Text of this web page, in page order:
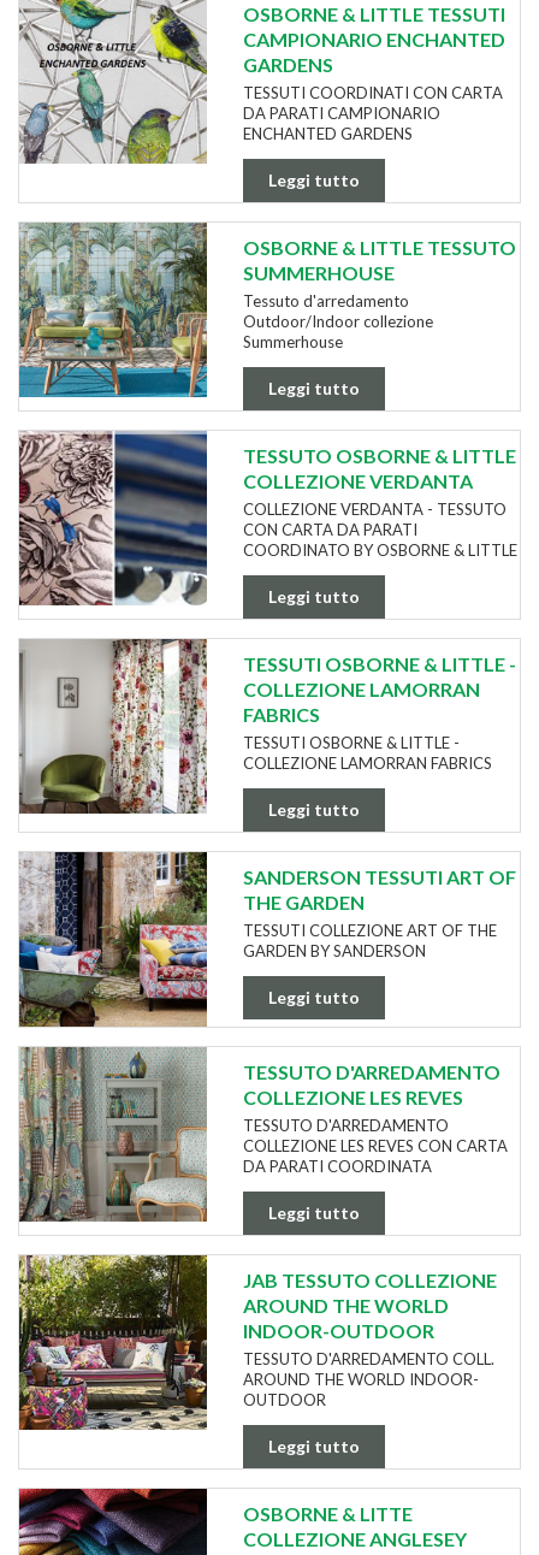
OSBORNE & LITTLE TESSUTI
CAMPIONARIO ENCHANTED
GARDENS
TESSUTI COORDINATI CON CARTA
DA PARATI CAMPIONARIO
ENCHANTED GARDENS
Leggi tutto
OSBORNE & LITTLE TESSUTO
SUMMERHOUSE
Tessuto d'arredamento
Outdoor/Indoor collezione
Summerhouse
Leggi tutto
TESSUTO OSBORNE & LITTLE
COLLEZIONE VERDANTA
COLLEZIONE VERDANTA - TESSUTO
CON CARTA DA PARATI
COORDINATO BY OSBORNE & LITTLE
Leggi tutto
TESSUTI OSBORNE & LITTLE -
COLLEZIONE LAMORRAN
FABRICS
TESSUTI OSBORNE & LITTLE -
COLLEZIONE LAMORRAN FABRICS
Leggi tutto
SANDERSON TESSUTI ART OF
THE GARDEN
TESSUTI COLLEZIONE ART OF THE
GARDEN BY SANDERSON
Leggi tutto
TESSUTO D'ARREDAMENTO
COLLEZIONE LES REVES
TESSUTO D'ARREDAMENTO
COLLEZIONE LES REVES CON CARTA
DA PARATI COORDINATA
Leggi tutto
JAB TESSUTO COLLEZIONE
AROUND THE WORLD
INDOOR-OUTDOOR
TESSUTO D'ARREDAMENTO COLL.
AROUND THE WORLD INDOOR-
OUTDOOR
Leggi tutto
OSBORNE & LITTE
COLLEZIONE ANGLESEY